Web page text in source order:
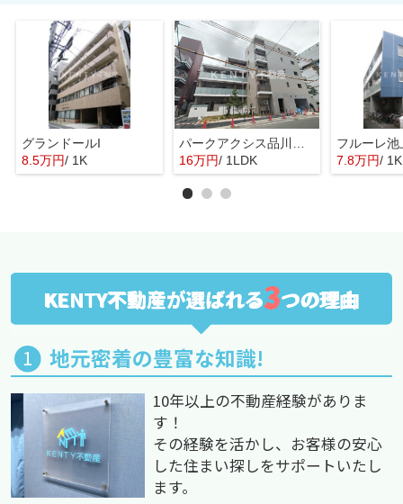
グランドールI
8.5万円/ 1K
16万円/ 1LDK
フルーレ池
7.8万円/ 1K
KENTY不動産が選ばれる3つの理由
地元密着の豊富な知識!
10年以上の不動産経験がありま
す！
その経験を活かし、お客様の安心
した住まい探しをサポートいたし
ます。